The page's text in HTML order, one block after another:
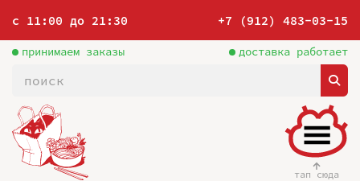
с 11:00 до 21:30 +7 (912) 483-03-15
принимаем заказы доставка работает
тап сюда